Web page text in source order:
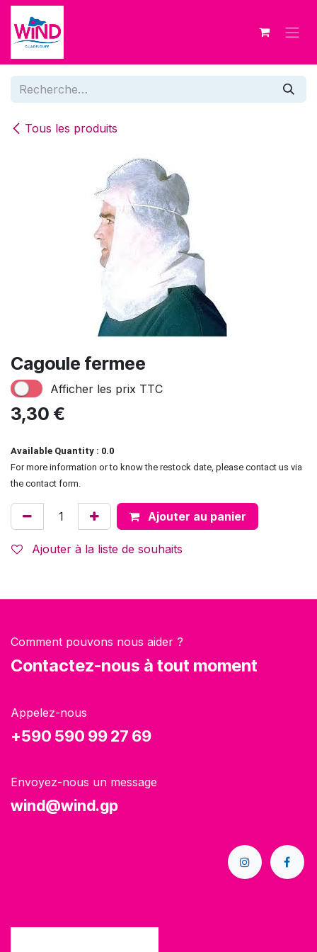
Se rendre au contenu
Tous les produits
Cagoule fermee
Afficher les prix TTC
3,30 €
Available Quantity : 0.0
For more information or to know the restock date, please contact us via
the contact form.
Ajouter au panier
Ajouter à la liste de souhaits
Comment pouvons nous aider ?
Contactez-nous à tout moment
Appelez-nous
+590 590 99 27 69
Envoyez-nous un message
wind@wind.gp